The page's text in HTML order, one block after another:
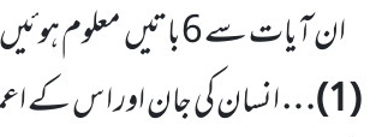
ان آیات سے6باتیںمعلوم
(
1
)…انسان کی جان اور ا س کے